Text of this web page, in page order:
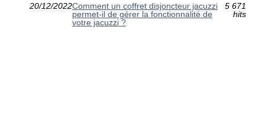
20/12/2022Comment un coffret disjoncteur jacuzzi
permet-il de gérer la fonctionnalité de
votre jacuzzi ?
5 671
hits